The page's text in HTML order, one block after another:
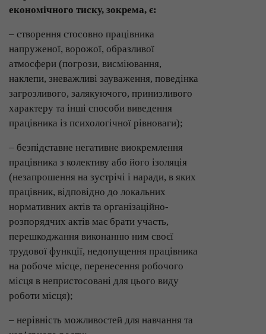
економічного тиску, зокрема, є:
– створення стосовно працівника
напруженої, ворожої, образливої
атмосфери (погрози, висміювання,
наклепи, зневажливі зауваження, поведінка
загрозливого, залякуючого, принизливого
характеру та інші способи виведення
працівника із психологічної рівноваги);
– безпідставне негативне виокремлення
працівника з колективу або його ізоляція
(незапрошення на зустрічі і наради, в яких
працівник, відповідно до локальних
нормативних актів та організаційно-
розпорядчих актів має брати участь,
перешкоджання виконанню ним своєї
трудової функції, недопущення працівника
на робоче місце, перенесення робочого
місця в непристосовані для цього виду
роботи місця);
– нерівність можливостей для навчання та